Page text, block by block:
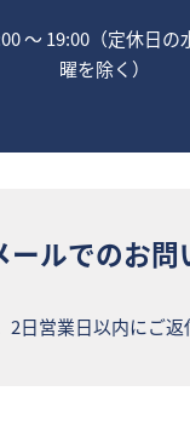
〜 19:00（定休日の
曜を除く）
ールでのお問
2日営業日以内にご返